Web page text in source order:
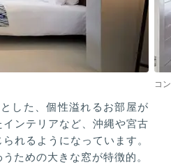
コ
した、個性溢れるお部屋が
ンテリアなど、沖縄や宮古
れるようになっています。
ための大きな窓が特徴的。